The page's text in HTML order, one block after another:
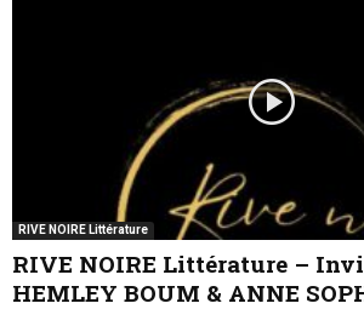
RIVE NOIRE Littérature
RIVE NOIRE Littérature –
HEMLEY BOUM & ANNE